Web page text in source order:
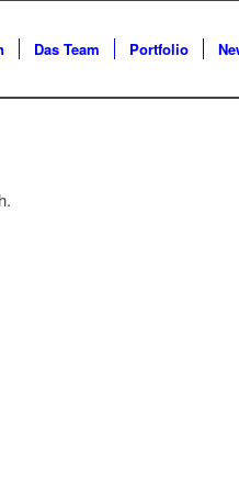
Das Team Portfolio